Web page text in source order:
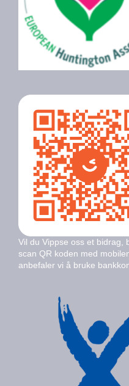
Vil du Vippse oss et bidrag,
scan QR koden med
anbefaler vi å bruke